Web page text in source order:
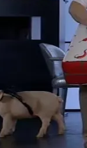
dedicar lo
TEMAS
Nosotros